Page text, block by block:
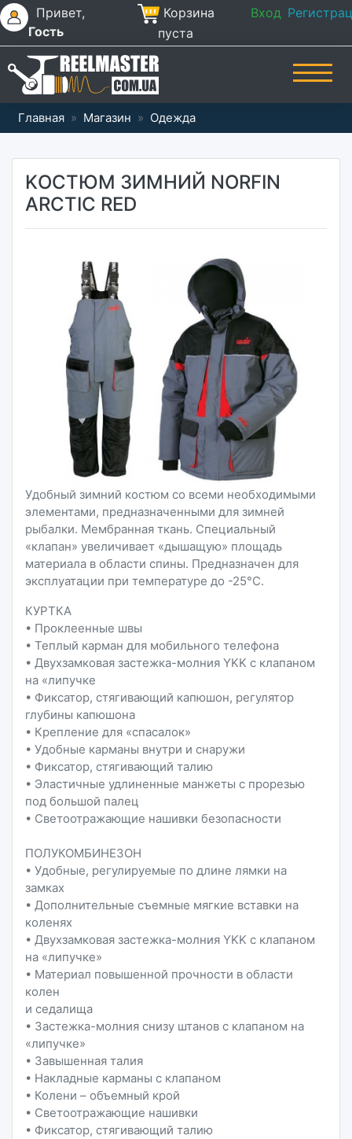
Привет,
Гость
Корзина
пуста
Вход
Главная » Магазин » Одежда
KОСТЮМ ЗИМНИЙ NORFIN
ARCTIC RED
Удобный зимний костюм со всеми необходимыми
элементами, предназначенными для зимней
рыбалки. Мембранная ткань. Специальный
«клапан» увеличивает «дышащую» площадь
материала в области спины. Предназначен для
эксплуатации при температуре до -25°C.
КУРТКА
• Проклеенные швы
• Теплый карман для мобильного телефона
• Двухзамковая застежка-молния YKK с клапаном
на «липучке
• Фиксатор, стягивающий капюшон, регулятор
глубины капюшона
• Крепление для «спасалок»
• Удобные карманы внутри и снаружи
• Фиксатор, стягивающий талию
• Эластичные удлиненные манжеты с прорезью
под большой палец
• Светоотражающие нашивки безопасности
ПОЛУКОМБИНЕЗОН
• Удобные, регулируемые по длине лямки на
замках
• Дополнительные съемные мягкие вставки на
коленях
• Двухзамковая застежка-молния YKK с клапаном
на «липучке»
• Материал повышенной прочности в области
колен
и седалища
• Застежка-молния снизу штанов с клапаном на
«липучке»
• Завышенная талия
• Накладные карманы с клапаном
• Колени – объемный крой
• Светоотражающие нашивки
• Фиксатор, стягивающий талию